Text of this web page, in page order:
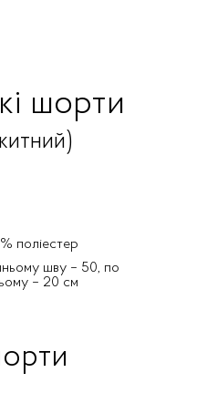
шорти
поліестер
шву – 50, по
– 20 см